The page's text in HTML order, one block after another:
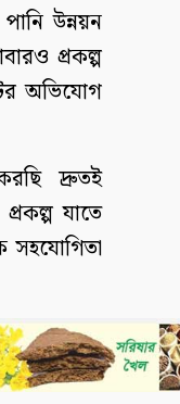
উন্নয়ন
প্রকল্প
অভিযোগ
দ্রুতই
যাতে
সহযোগিতা